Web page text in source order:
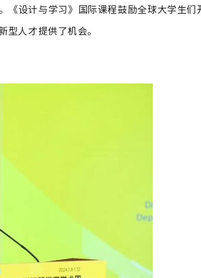
《设计与学习》国际课程鼓励全球大学生们
型人才提供了机会。